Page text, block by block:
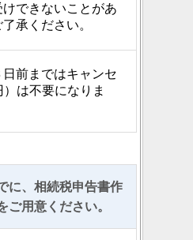
できないことがあ
承ください。
日前まではキャンセ
は不要になりま
に、相続税申告書作
ご用意ください。